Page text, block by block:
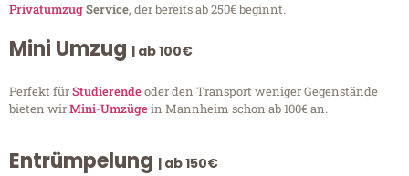
PrivatumzugService, der bereits ab 250€ beginnt.
Mini Umzug | ab 100€
Perfekt fürStudierendeoder den Transport weniger Gegenstände
bieten wirMini-Umzügein Mannheim schon ab 100€ an.
Entrümpelung | ab 150€